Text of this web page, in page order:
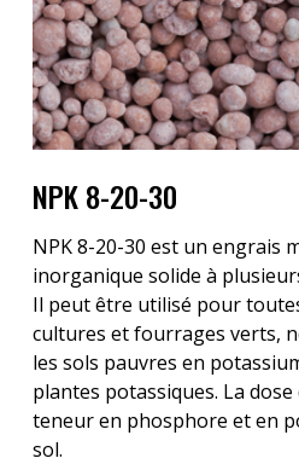
NPK 8-20-30
NPK 8-20-30 est un engrais
inorganique solide à
Il peut être utilisé pour
cultures et fourrages verts,
les sols pauvres en
plantes potassiques. La dose
teneur en phosphore et en
sol.